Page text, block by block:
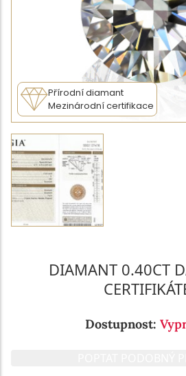
Přírodní diamant
Mezinárodní certifikace
DIAMANT 0.40CT
Dostupnost: